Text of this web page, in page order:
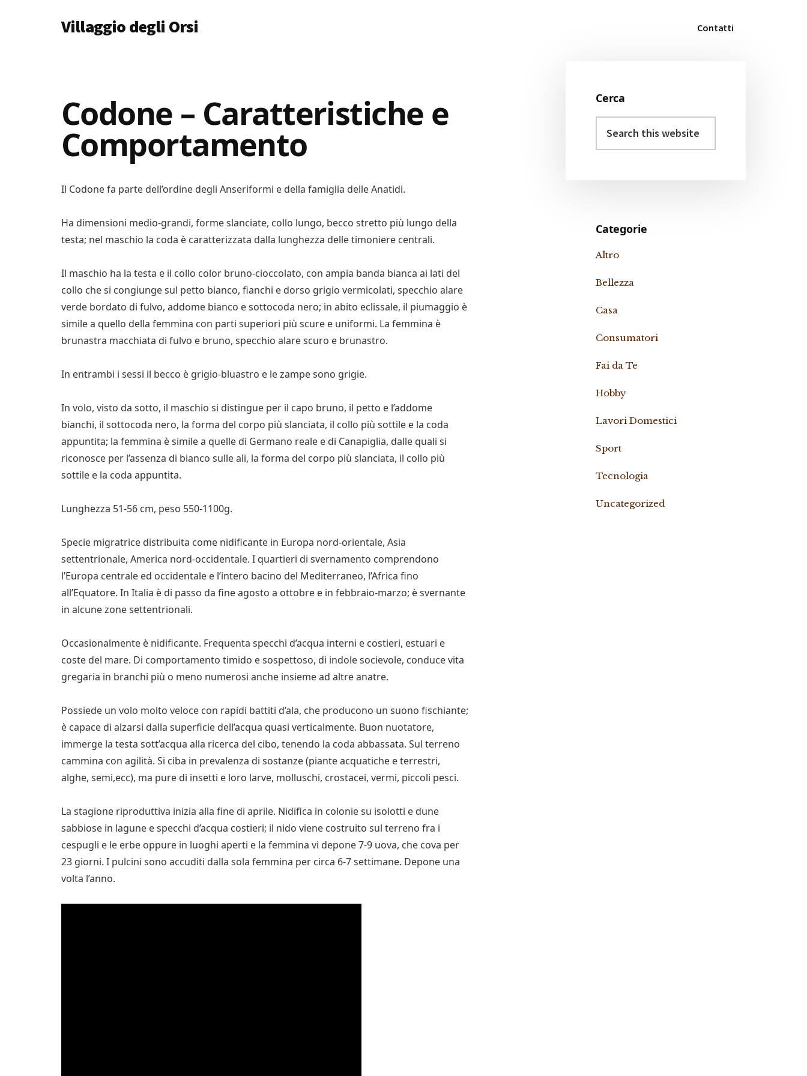
Additional
menuVillaggio degli Orsi
Tutto
Contatti
Codone – Caratteristiche e
Comportamento
Il Codone fa parte dell’ordine degli Anseriformi e della famiglia delle Anatidi.
Ha dimensioni medio-grandi, forme slanciate, collo lungo, becco stretto più lungo della
testa; nel maschio la coda è caratterizzata dalla lunghezza delle timoniere centrali.
Il maschio ha la testa e il collo color bruno-cioccolato, con ampia banda bianca ai lati del
collo che si congiunge sul petto bianco, fianchi e dorso grigio vermicolati, specchio alare
verde bordato di fulvo, addome bianco e sottocoda nero; in abito eclissale, il piumaggio è
simile a quello della femmina con parti superiori più scure e uniformi. La femmina è
brunastra macchiata di fulvo e bruno, specchio alare scuro e brunastro.
In entrambi i sessi il becco è grigio-bluastro e le zampe sono grigie.
In volo, visto da sotto, il maschio si distingue per il capo bruno, il petto e l’addome
bianchi, il sottocoda nero, la forma del corpo più slanciata, il collo più sottile e la coda
appuntita; la femmina è simile a quelle di Germano reale e di Canapiglia, dalle quali si
riconosce per l’assenza di bianco sulle ali, la forma del corpo più slanciata, il collo più
sottile e la coda appuntita.
Lunghezza 51-56 cm, peso 550-1100g.
Specie migratrice distribuita come nidificante in Europa nord-orientale, Asia
settentrionale, America nord-occidentale. I quartieri di svernamento comprendono
l’Europa centrale ed occidentale e l’intero bacino del Mediterraneo, l’Africa fino
all’Equatore. In Italia è di passo da fine agosto a ottobre e in febbraio-marzo; è svernante
in alcune zone settentrionali.
Occasionalmente è nidificante. Frequenta specchi d’acqua interni e costieri, estuari e
coste del mare. Di comportamento timido e sospettoso, di indole socievole, conduce vita
gregaria in branchi più o meno numerosi anche insieme ad altre anatre.
Possiede un volo molto veloce con rapidi battiti d’ala, che producono un suono fischiante;
è capace di alzarsi dalla superficie dell’acqua quasi verticalmente. Buon nuotatore,
immerge la testa sott’acqua alla ricerca del cibo, tenendo la coda abbassata. Sul terreno
cammina con agilità. Si ciba in prevalenza di sostanze (piante acquatiche e terrestri,
alghe, semi,ecc), ma pure di insetti e loro larve, molluschi, crostacei, vermi, piccoli pesci.
La stagione riproduttiva inizia alla fine di aprile. Nidifica in colonie su isolotti e dune
sabbiose in lagune e specchi d’acqua costieri; il nido viene costruito sul terreno fra i
cespugli e le erbe oppure in luoghi aperti e la femmina vi depone 7-9 uova, che cova per
23 giorni. I pulcini sono accuditi dalla sola femmina per circa 6-7 settimane. Depone una
volta l’anno.
Primary
Sidebar
Cerca
this
Categorie
Altro
Bellezza
Casa
Consumatori
Fai da Te
Hobby
Lavori Domestici
Sport
Tecnologia
Uncategorized